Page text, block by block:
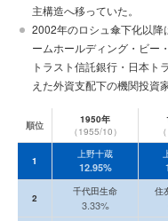
主構造へ移っていた。
2002年のロシュ傘下化以
ームホールディング・ビー
トラスト信託銀行・日本ト
えた外資支配下の機関投資
年代別の大株主上位10位（前半10年
順位
1950年
（1955/10）
1
上野十蔵
12.95%
2
千代田生命
3.33%
住